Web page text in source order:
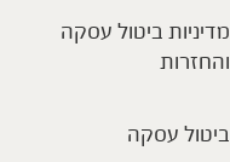
מדיניות ביטול עסקה
והחזרות
ביטול עסקה